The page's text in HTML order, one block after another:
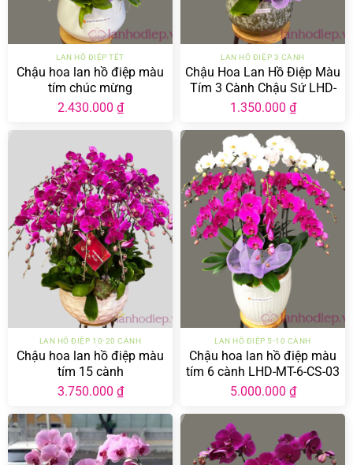
LAN HỒ ĐIỆP TẾT
Chậu hoa lan hồ điệp màu
tím chúc mừng
2.430.000 ₫
LAN HỒ ĐIỆP 3 CÀNH
Chậu Hoa Lan Hồ Điệp Màu
Tím 3 Cành Chậu Sứ LHD-
MT-3-CS-04
1.350.000 ₫
LAN HỒ ĐIỆP 10-20 CÀNH
Chậu hoa lan hồ điệp màu
tím 15 cành
3.750.000 ₫
LAN HỒ ĐIỆP 5-10 CÀNH
Chậu hoa lan hồ điệp màu
tím 6 cành LHD-MT-6-CS-03
5.000.000 ₫